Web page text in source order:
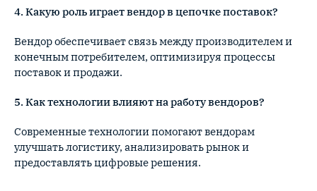
4. Какую роль играет вендор в цепочке поставок?
Вендор обеспечивает связь между производителем и
конечным потребителем, оптимизируя процессы
поставок и продажи.
5. Как технологии влияют на работу вендоров?
Современные технологии помогают вендорам
улучшать логистику, анализировать рынок и
предоставлять цифровые решения.